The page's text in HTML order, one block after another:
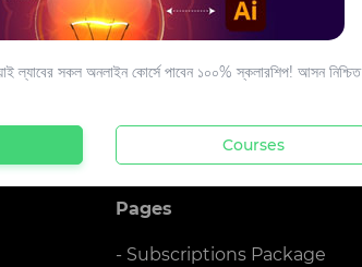
Pages
- Subscriptions Package
ল্যাবের সকল অনলাইন কোর্সে পাবেন ১০০% স্কলারশিপ! আসন নিশ্চিত
Courses